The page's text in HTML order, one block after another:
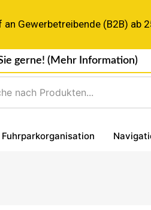
an Gewerbetreibende (B2B) ab
gerne! (Mehr Information)
Fuhrparkorganisation